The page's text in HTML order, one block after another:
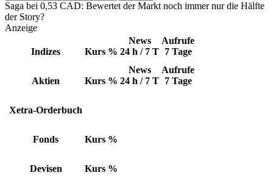
Saga bei 0,53 CAD: Bewertet der Markt noch immer nur die Hälfte
der Story?
Anzeige
Indizes Kurs %
News
24 h / 7 T
Aufrufe
7 Tage
Aktien Kurs %
News
24 h / 7 T
Aufrufe
7 Tage
Xetra-Orderbuch
Fonds Kurs %
Devisen Kurs %